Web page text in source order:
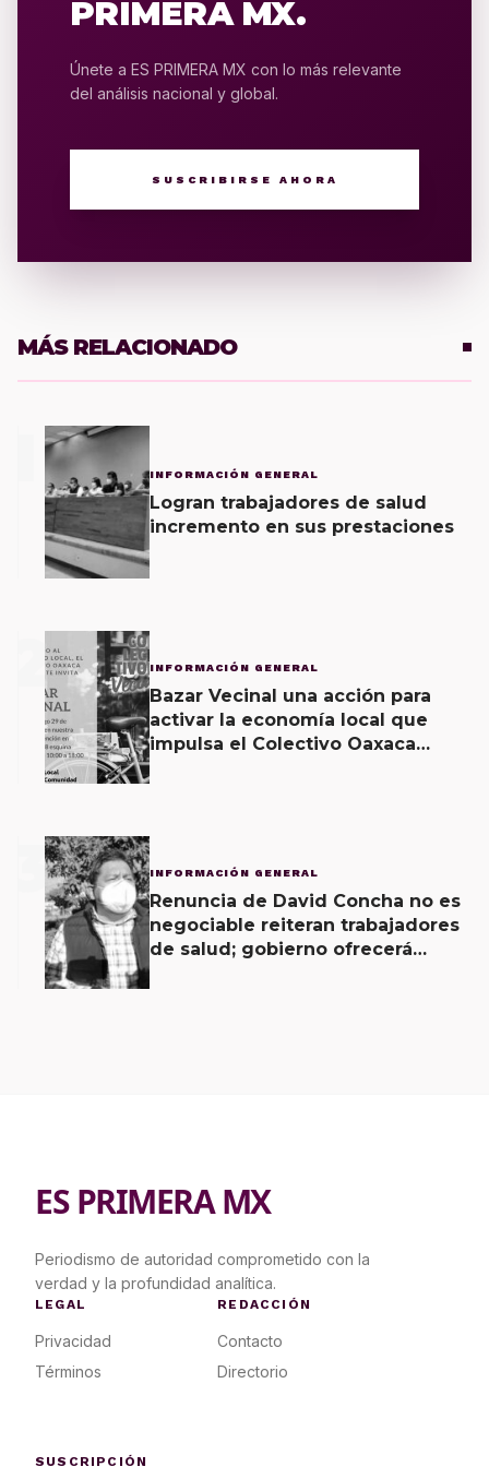
PRIMERA MX.
Únete a ES PRIMERA MX con lo más relevante
del análisis nacional y global.
SUSCRIBIRSE AHORA
MÁS RELACIONADO
INFORMACIÓN GENERAL
Logran trabajadores de salud
incremento en sus prestaciones
2 INFORMACIÓN GENERAL
Bazar Vecinal una acción para
activar la economía local que
impulsa el Colectivo Oaxaca
3 INFORMACIÓN GENERAL
Renuncia de David Concha no es
negociable reiteran trabajadores
de salud; gobierno ofrecerá
ES PRIMERA MX
Periodismo de autoridad comprometido con la
verdad y la profundidad analítica.
LEGAL
Privacidad
Términos
REDACCIÓN
Contacto
Directorio
SUSCRIPCIÓN